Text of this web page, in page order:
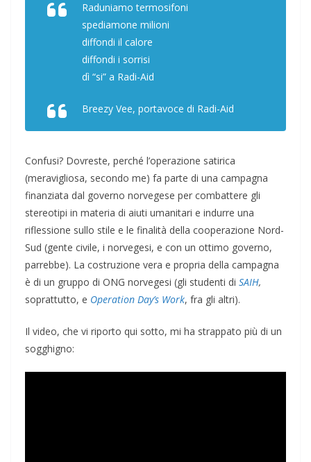
Raduniamo termosifoni
spediamone milioni
diffondi il calore
diffondi i sorrisi
dì “si” a Radi-Aid
Breezy Vee, portavoce di Radi-Aid
Confusi? Dovreste, perché l’operazione satirica
(meravigliosa, secondo me) fa parte di una campagna
finanziata dal governo norvegese per combattere gli
stereotipi in materia di aiuti umanitari e indurre una
riflessione sullo stile e le finalità della cooperazione Nord-
Sud (gente civile, i norvegesi, e con un ottimo governo,
parrebbe). La costruzione vera e propria della campagna
è di un gruppo di ONG norvegesi (gli studenti di SAIH,
soprattutto, e Operation Day’s Work, fra gli altri).
Il video, che vi riporto qui sotto, mi ha strappato più di un
sogghigno: